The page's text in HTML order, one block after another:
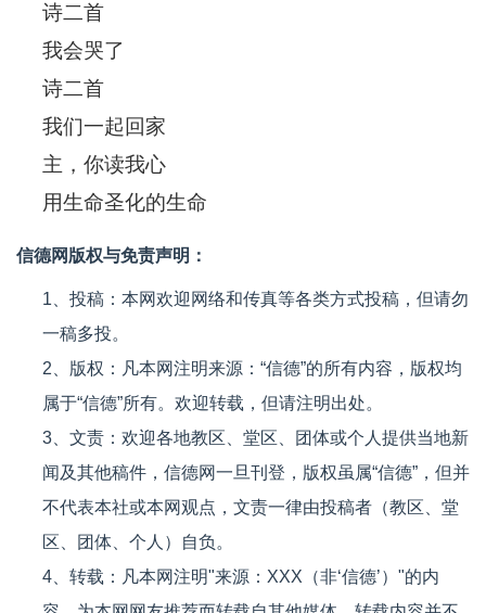
诗二首
我会哭了
诗二首
我们一起回家
主，你读我心
用生命圣化的生命
信德网版权与免责声明：
1、投稿：本网欢迎网络和传真等各类方式投稿，但请勿
一稿多投。
2、版权：凡本网注明来源：“信德”的所有内容，版权均
属于“信德”所有。欢迎转载，但请注明出处。
3、文责：欢迎各地教区、堂区、团体或个人提供当地新
闻及其他稿件，信德网一旦刊登，版权虽属“信德”，但并
不代表本社或本网观点，文责一律由投稿者（教区、堂
区、团体、个人）自负。
4、转载：凡本网注明"来源：XXX（非‘信德’）"的内